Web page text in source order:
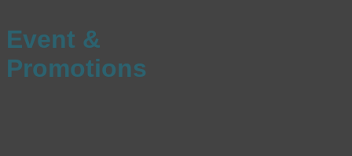
Event &
Promotions